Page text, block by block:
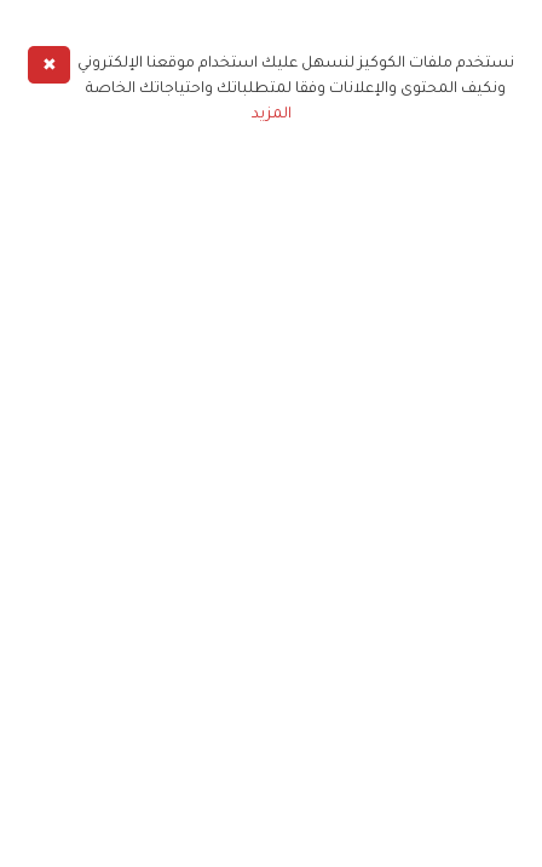
✖
نستخدم ملفات الكوكيز لنسهل عليك استخدام موقعنا الإلكتروني
ونكيف المحتوى والإعلانات وفقا لمتطلباتك واحتياجاتك الخاصة
المزيد